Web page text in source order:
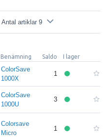
Antal artiklar 9
Benämning Saldo I lager
ColorSave
1000X
1
ColorSave
1000U
3
Colorsave
Micro
1